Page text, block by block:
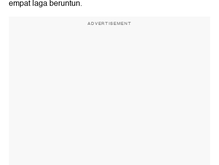
empat laga beruntun.
ADVERTISEMENT